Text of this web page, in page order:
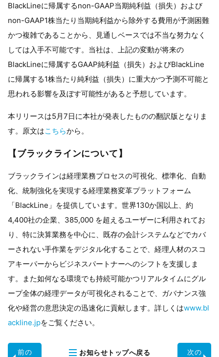
BlackLineに帰属するnon-GAAP当期純利益（損失）および
non-GAAP1株当たり当期純利益から除外する費用が予測困難
かつ複雑であることから、見通しベースでは不当な努力なく
しては入手不可能です。当社は、上記の変動が将来の
BlackLineに帰属するGAAP純利益（損失）およびBlackLine
に帰属する1株当たり純利益（損失）に重大かつ予測不可能と
思われる影響を及ぼす可能性があると予想しています。
本リリースは5月7日に本社が発表したものの翻訳版となりま
す。原文はこちらから。
【ブラックラインについて】
ブラックラインは経理業務プロセスの可視化、標準化、自動
化、統制強化を実現する経理業務変革プラットフォーム
「BlackLine」を提供しています。世界130か国以上、約
4,400社の企業、385,000 を超えるユーザーに利用されてお
り、特に決算業務を中心に、既存の会計システムなどでカバ
ーされない手作業をデジタル化することで、経理人材のスコ
アキーパーからビジネスパートナーへのシフトを支援しま
す。また如何なる環境でも持続可能かつリアルタイムにグル
ープ全体の経理データが可視化されることで、ガバナンス強
化や経営の意思決定の迅速化に貢献します。詳しくはwww.bl
ackline.jpをご覧ください。
前の
お知らせ トップへ戻る
次の